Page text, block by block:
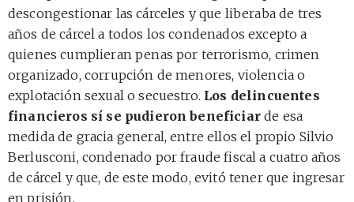
descongestionar las cárceles y que liberaba de tres
años de cárcel a todos los condenados excepto a
quienes cumplieran penas por terrorismo, crimen
organizado, corrupción de menores, violencia o
explotación sexual o secuestro. Los delincuentes
financieros sí se pudieron beneficiarde esa
medida de gracia general, entre ellos el propio Silvio
Berlusconi, condenado por fraude fiscal a cuatro años
de cárcel y que, de este modo, evitó tener que ingresar
en prisión.